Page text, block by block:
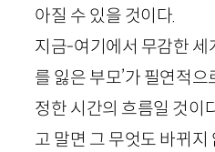
아질 수 있을 것이다.
지금-여기에서 무감한 세
를 잃은 부모’가 필연적
정한 시간의 흐름일 것이
고 말면 그 무엇도 바뀌지